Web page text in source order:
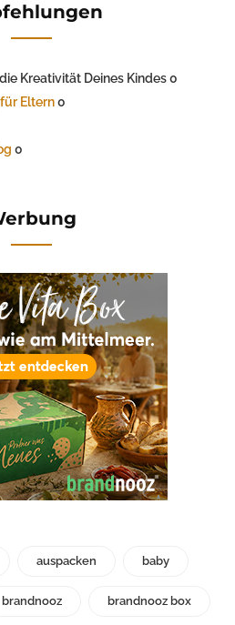
Kreativität Deines Kindes 0
Eltern0
0
auspacken baby
brandnooz brandnooz box